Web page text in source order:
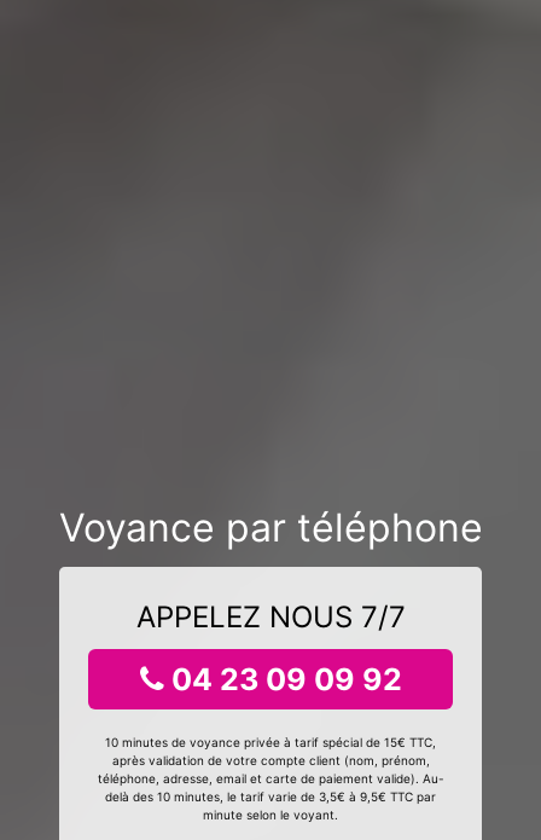
Voyance par téléphone
APPELEZ NOUS 7/7
04 23 09 09 92
10 minutes de voyance privée à tarif spécial de 15€ TTC,
après validation de votre compte client (nom, prénom,
téléphone, adresse, email et carte de paiement valide). Au-
delà des 10 minutes, le tarif varie de 3,5€ à 9,5€ TTC par
minute selon le voyant.